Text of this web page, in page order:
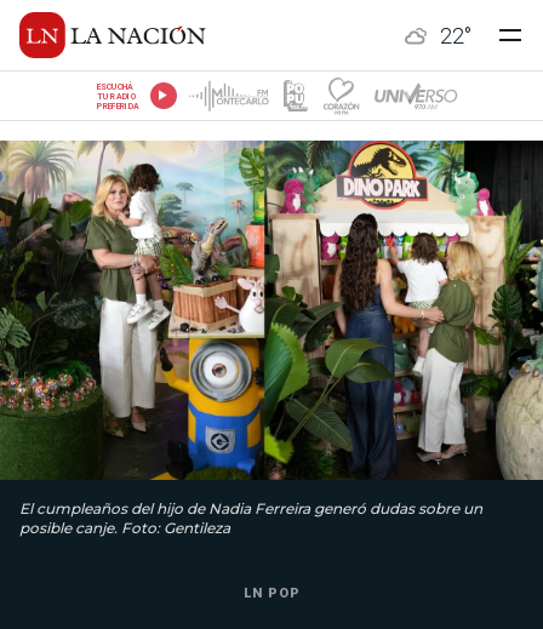
22°
ESCUCHÁ
TU RADIO
PREFERIDA
El cumpleaños del hijo de Nadia Ferreira generó dudas sobre un
posible canje. Foto: Gentileza
LN POP